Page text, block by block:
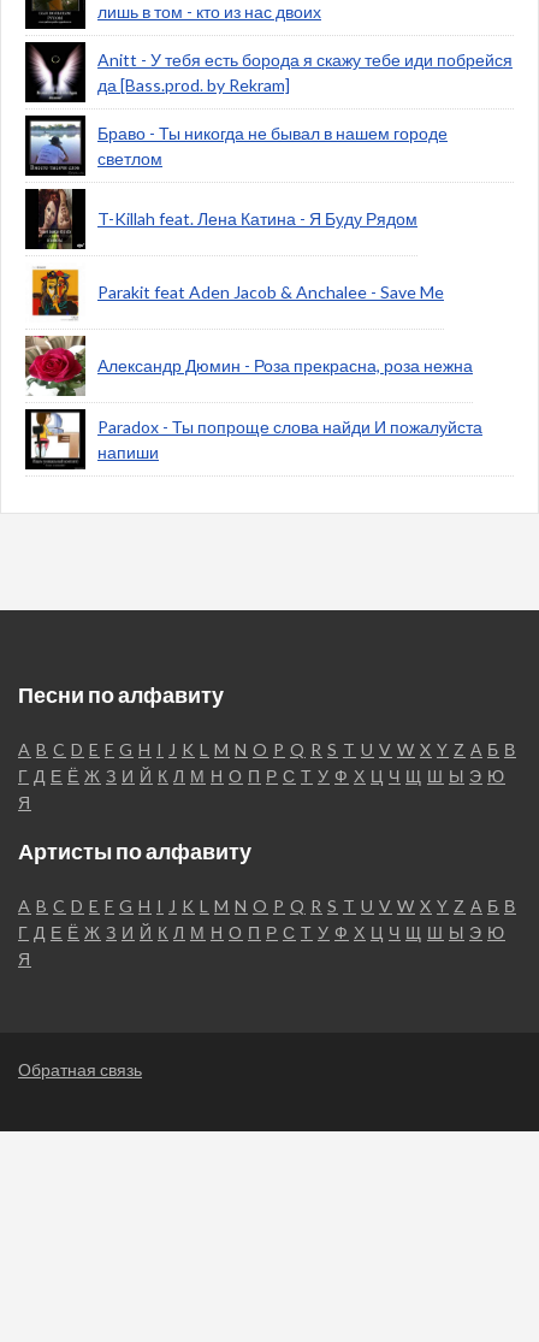
лишь в том - кто из нас двоих
Anitt - У тебя есть борода я скажу тебе иди побрейся
да [Bass.prod. by Rekram]
Браво - Ты никогда не бывал в нашем городе
светлом
T-Killah feat. Лена Катина - Я Буду Рядом
Parakit feat Aden Jacob & Anchalee - Save Me
Александр Дюмин - Роза прекрасна, роза нежна
Paradox - Ты попроще слова найди И пожалуйста
напиши
Песни по алфавиту
A B C D E F G H I J K L M N O P Q R S T U V W X Y Z А Б В
Г Д Е Ё Ж З И Й К Л М Н О П Р С Т У Ф Х Ц Ч Щ Ш Ы Э Ю
Я
Артисты по алфавиту
A B C D E F G H I J K L M N O P Q R S T U V W X Y Z А Б В
Г Д Е Ё Ж З И Й К Л М Н О П Р С Т У Ф Х Ц Ч Щ Ш Ы Э Ю
Я
Обратная связь